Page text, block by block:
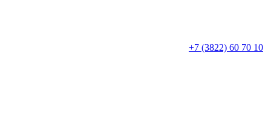
+7 (3822) 60 70 10